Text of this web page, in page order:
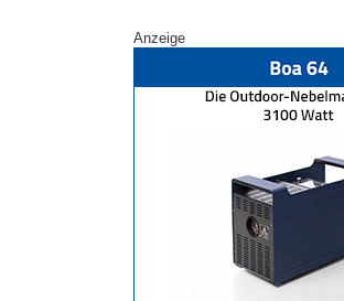
Anzeige